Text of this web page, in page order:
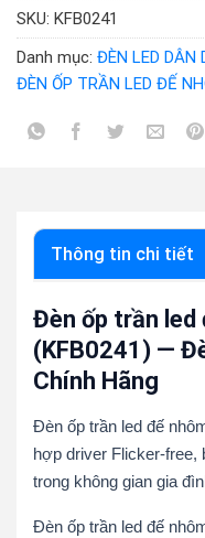
SKU: KFB0241
Danh mục: ĐÈN LED DÂN
ĐÈN ỐP TRẦN LED ĐẾ
Thông tin chi tiết
Đèn ốp trần led
(KFB0241) —
Chính Hãng
Đèn ốp trần led đế
hợp driver Flicker-free,
trong không gian gia
Đèn ốp trần led đế